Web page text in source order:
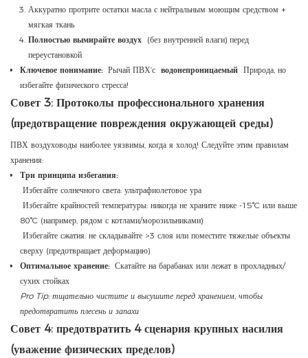
Аккуратно протрите остатки масла с нейтральным моющим средством +
мягкая ткань
Полностью вымирайте воздух (без внутренней влаги) перед
переустановкой
Ключевое понимание: Рычай ПВХ’с водонепроницаемый Природа, но
избегайте физического стресса!
Совет 3: Протоколы профессионального хранения
(предотвращение повреждения окружающей среды)
ПВХ воздуховоды наиболее уязвимы, когда я холод! Следуйте этим правилам
хранения:
Три принципа избегания:
Избегайте солнечного света: ультрафиолетовое ура
Избегайте крайностей температуры: никогда не храните ниже -15°C или выше
80°C (например, рядом с котлами/морозильниками)
Избегайте сжатия: не складывайте >3 слоя или поместите тяжелые объекты
сверху (предотвращает деформацию)
Оптимальное хранение: Скатайте на барабанах или лежат в прохладных/
сухих стойках
Pro Tip: тщательно чистите и высушите перед хранением, чтобы
предотвратить плесень и запахи
Совет 4: предотвратить 4 сценария крупных насилия
(уважение физических пределов)